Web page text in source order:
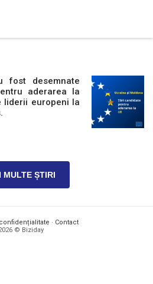
fost desemnate
aderarea la
liderii europeni la
MULTE ȘTIRI
· Contact
© Biziday